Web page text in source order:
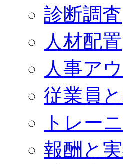
診断調査
人材配置
人事ア
従業員
トレー
報酬と